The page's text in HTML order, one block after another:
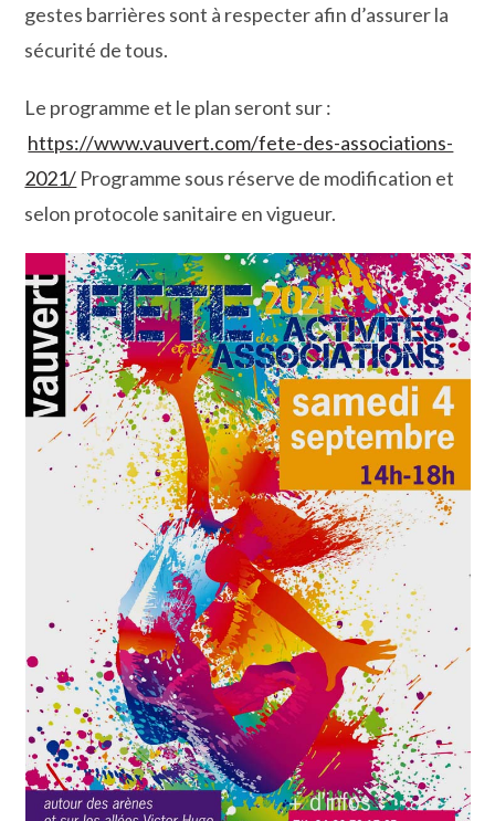
gestes barrières sont à respecter afin d’assurer la
sécurité de tous.
Le programme et le plan seront sur :
https://www.vauvert.com/fete-des-associations-
2021/ Programme sous réserve de modification et
selon protocole sanitaire en vigueur.